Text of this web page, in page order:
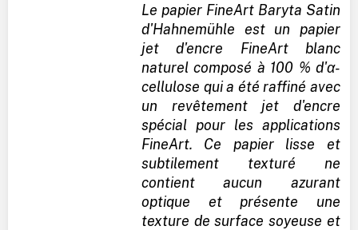
Le papier FineArt Baryta Satin
d'Hahnemühle est un papier
jet d'encre FineArt blanc
naturel composé à 100 % d'α-
cellulose qui a été raffiné avec
un revêtement jet d'encre
spécial pour les applications
FineArt. Ce papier lisse et
subtilement texturé ne
contient aucun azurant
optique et présente une
texture de surface soyeuse et